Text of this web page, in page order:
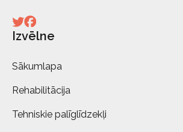
Izvēlne
Sākumlapa
Rehabilitācija
Tehniskie palīglīdzekļi